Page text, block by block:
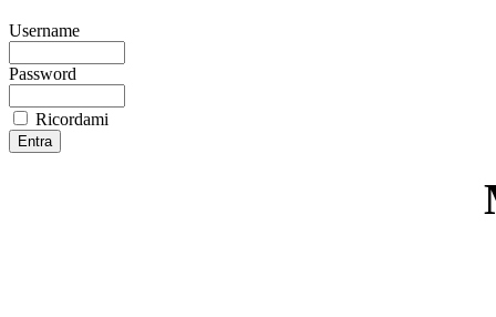
Username
Password
Ricordami